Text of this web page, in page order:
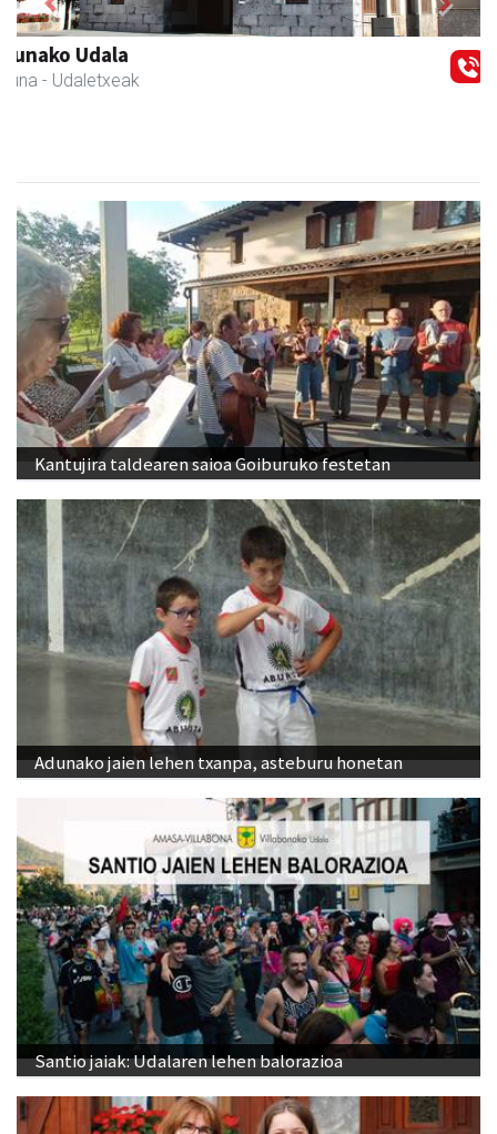
Eizmendi ile-apaindegia
Amasa-Villabona
Previous Next
Kantujira taldearen saioa Goiburuko festetan
Adunako jaien lehen txanpa, asteburu honetan
Santio jaiak: Udalaren lehen balorazioa